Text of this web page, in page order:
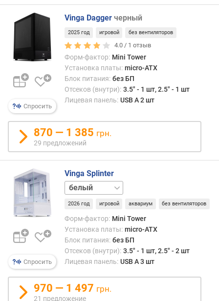
ы
х
е
к
(
м
м
щ
о
с
т
ь
к
о
м
л
е
т
Спросить
Vinga Dagger черный
2025 год игровой без вентиляторов
4.0 / 1 отзыв
Форм-фактор: Mini Tower
Установка платы: micro-ATX
Блок питания: без БП
Отсеков (внутри): 3.5" - 1 шт, 2.5" - 1 шт
Лицевая панель: USB A 2 шт
870 — 1 385 грн.
29 предложений
Спросить
Vinga Splinter
черный
2026 год игровой аквариум без вентиляторов
Форм-фактор: Mini Tower
Установка платы: micro-ATX
Блок питания: без БП
Отсеков (внутри): 3.5" - 1 шт, 2.5" - 2 шт
Лицевая панель: USB A 3 шт
970 — 1 497 грн.
21 предложение